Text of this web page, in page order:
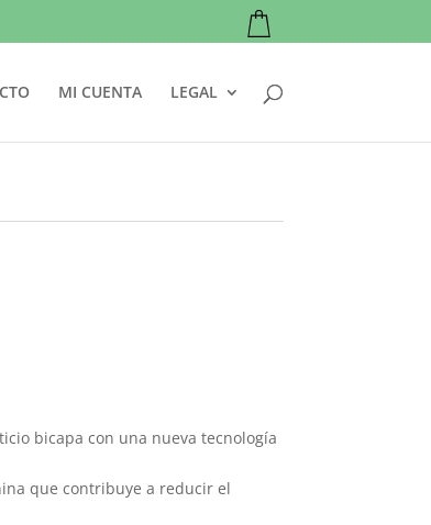
MI CUENTA LEGAL
bicapa con una nueva tecnología
que contribuye a reducir el